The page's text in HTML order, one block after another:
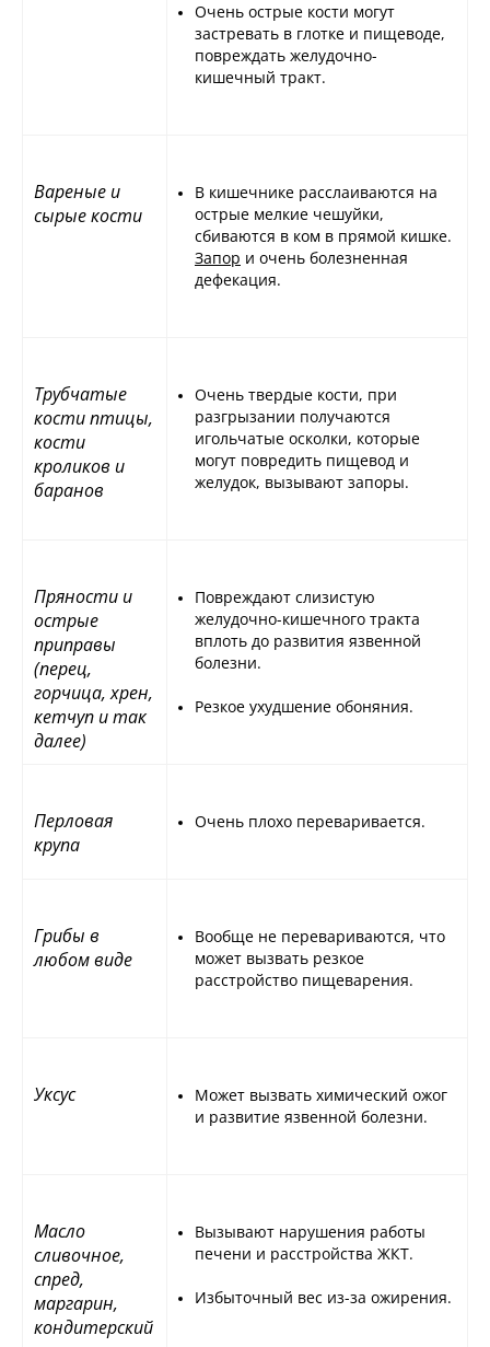
Очень острые кости могут
застревать в глотке и пищеводе,
повреждать желудочно-
кишечный тракт.
Вареные и
сырые кости
В кишечнике расслаиваются на
острые мелкие чешуйки,
сбиваются в ком в прямой кишке.
Запор и очень болезненная
дефекация.
Трубчатые
кости птицы,
кости
кроликов и
баранов
Очень твердые кости, при
разгрызании получаются
игольчатые осколки, которые
могут повредить пищевод и
желудок, вызывают запоры.
Пряности и
острые
приправы
(перец,
горчица, хрен,
кетчуп и так
далее)
Повреждают слизистую
желудочно-кишечного тракта
вплоть до развития язвенной
болезни.
Резкое ухудшение обоняния.
Перловая
крупа
Очень плохо переваривается.
Грибы в
любом виде
Вообще не перевариваются, что
может вызвать резкое
расстройство пищеварения.
Уксус
Может вызвать химический ожог
и развитие язвенной болезни.
Масло
сливочное,
спред,
маргарин,
кондитерский
Вызывают нарушения работы
печени и расстройства ЖКТ.
Избыточный вес из-за ожирения.